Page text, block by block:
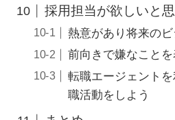
採用担当が欲しいと
熱意があり将来の
前向きで嫌なこと
転職エージェント
職活動をしよう